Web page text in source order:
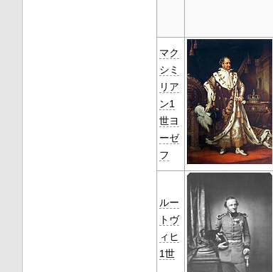
マク
シミ
リア
ン1
世ヨ
ーゼ
フ
ルー
トヴ
ィヒ
1世